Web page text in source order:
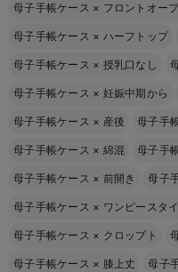
母子手帳ケース × フロントオー
母子手帳ケース × ハーフトップ
母子手帳ケース × 授乳口なし
母子手帳ケース × 妊娠中期から
母子手帳ケース × 産後 母子手
母子手帳ケース × 綿混 母子手
母子手帳ケース × 前開き 母子
母子手帳ケース × ワンピースタ
母子手帳ケース × クロップト
母子手帳ケース × 膝上丈 母子